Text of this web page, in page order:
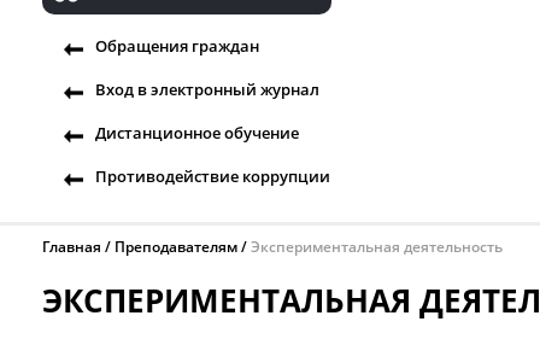
Обращения граждан
Вход в электронный журнал
Дистанционное обучение
Противодействие коррупции
Главная Преподавателям Экспериментальная деятельность
ЭКСПЕРИМЕНТАЛЬНАЯ